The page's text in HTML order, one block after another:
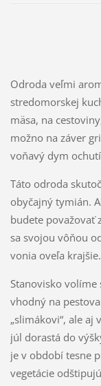
Odroda veľmi
stredomorskej
mäsa, na
možno na záver
voňavý dym
Táto odroda
obyčajný tymián.
budete považovať
sa svojou vôňou
vonia oveľa krajšie.
Stanovisko volíme
vhodný na
„slimákovi“, ale
júl dorastá do
je v období tesne
vegetácie